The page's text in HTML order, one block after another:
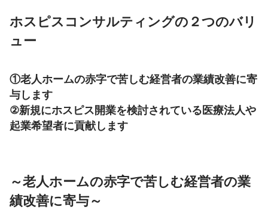
ホスピスコンサルティングの２つのバリ
ュー
①老人ホームの赤字で苦しむ経営者の業績改善に寄
与します
②新規にホスピス開業を検討されている医療法人や
起業希望者に貢献します
～老人ホームの赤字で苦しむ経営者の業
績改善に寄与～